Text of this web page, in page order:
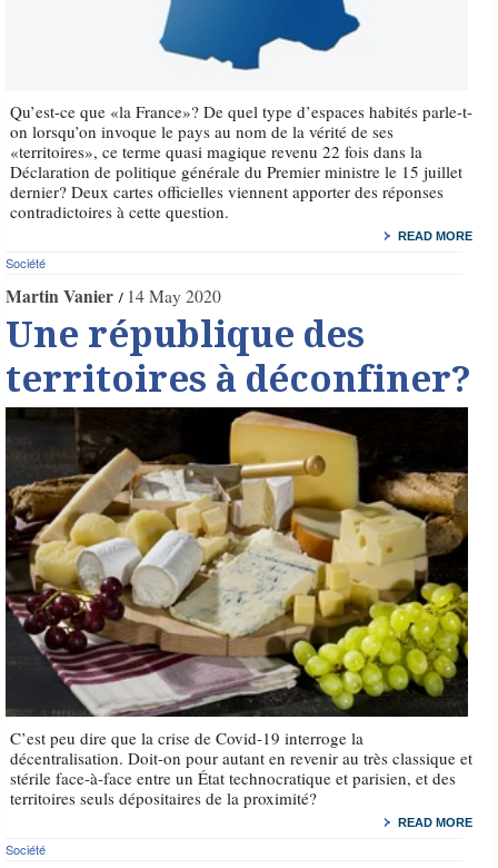
Qu’est-ce que «la France»? De quel type d’espaces habités parle-t-
on lorsqu’on invoque le pays au nom de la vérité de ses
«territoires», ce terme quasi magique revenu 22 fois dans la
Déclaration de politique générale du Premier ministre le 15 juillet
dernier? Deux cartes officielles viennent apporter des réponses
contradictoires à cette question.
READ MORE
Société
Martin Vanier 14 May 2020
Une république des
territoires à déconfiner?
C’est peu dire que la crise de Covid-19 interroge la
décentralisation. Doit-on pour autant en revenir au très classique et
stérile face-à-face entre un État technocratique et parisien, et des
territoires seuls dépositaires de la proximité?
READ MORE
Société